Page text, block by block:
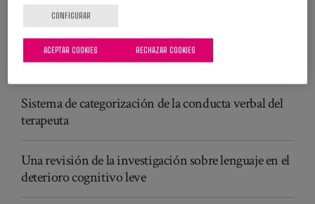
Conocimiento léxico y recuperación léxica en el
envejecimiento: Perspectivas de un estudio de la
punta de la lengua (TOT) (EN)
Sistema de categorización de la conducta verbal del
terapeuta
Una revisión de la investigación sobre lenguaje en el
deterioro cognitivo leve
CONFIGURAR
RECHAZAR COOKIES
ACEPTAR COOKIES